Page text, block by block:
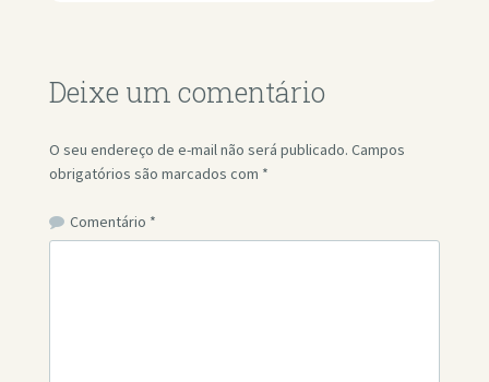
Deixe um comentário
O seu endereço de e-mail não será publicado. Campos
obrigatórios são marcados com *
Comentário *